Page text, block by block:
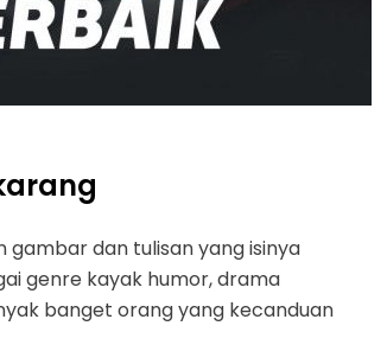
gambar dan tulisan yang isinya
genre kayak humor, drama
banget orang yang kecanduan